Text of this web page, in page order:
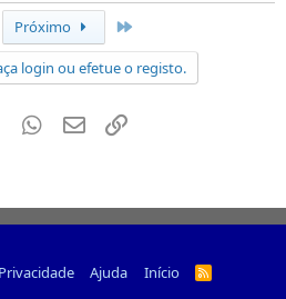
Próximo
login ou efetue o registo.
PinterestWhatsapp
Email
Ajuda Início
R